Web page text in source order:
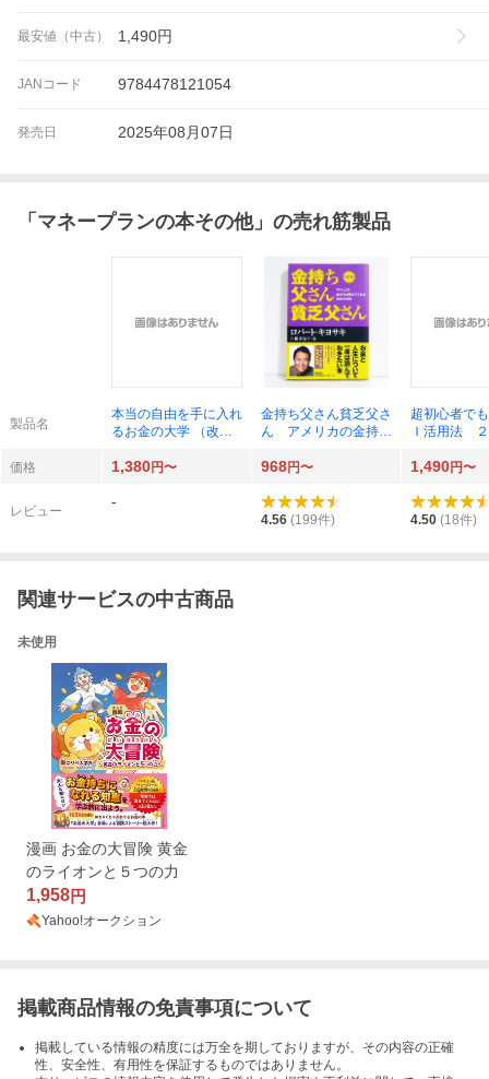
最安値（中古） 1,490円
JANコード 9784478121054
発売日 2025年08月07日
「 マネープランの本その他」の売れ筋製品
製品名
本当の自由を手に入れ
るお金の大学 （改訂
／著
金持ち父さん貧乏父さ
ん アメリカの金持ち
哲学 （改訂版） ロバ
白根美保子／訳
超初心者で
Ｉ活用法
あべむつき
価格 1,380円〜 968円〜 1,490円〜
レビュー
-
4.56 (199件) 4.50 (18件)
関連サービスの中古商品
未使用
漫画 お金の大冒険 黄金
のライオンと５つの力
1,958円
Yahoo!オークション
掲載商品情報の免責事項について
掲載している情報の精度には万全を期しておりますが、その内容の正確
性、安全性、有用性を保証するものではありません。